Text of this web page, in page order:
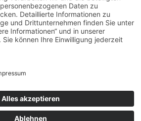
31, 77654 Offenburg – Alle Rechte